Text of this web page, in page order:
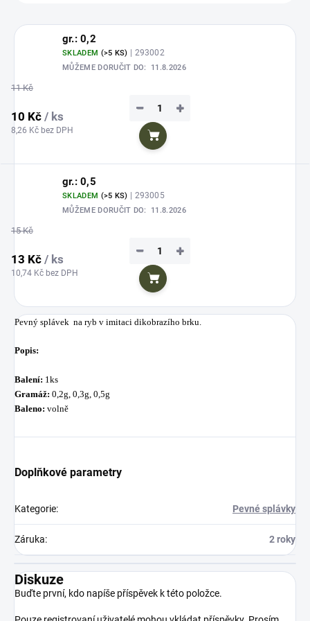
gr.: 0,2
SKLADEM (>5 KS) | 293002
MŮŽEME DORUČIT DO: 11.8.2026
11 Kč
10 Kč / ks
8,26 Kč bez DPH
+
−
Do košíku
gr.: 0,5
SKLADEM (>5 KS) | 293005
MŮŽEME DORUČIT DO: 11.8.2026
15 Kč
13 Kč / ks
10,74 Kč bez DPH
+
−
Do košíku
Pevný splávek na ryb v imitaci dikobrazího brku.
Popis:
Balení: 1ks
Gramáž: 0,2g, 0,3g, 0,5g
Baleno: volně
Doplňkové parametry
Kategorie: Pevné splávky
Záruka: 2 roky
Diskuze
Buďte první, kdo napíše příspěvek k této položce.